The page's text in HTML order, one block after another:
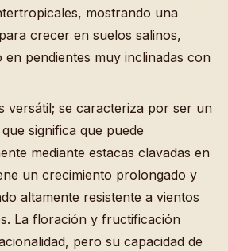
mostrando una
crecer en suelos salinos,
pendientes muy inclinadas con
versátil; se caracteriza por ser un
significa que puede
mediante estacas clavadas en
un crecimiento prolongado y
altamente resistente a vientos
La floración y fructificación
pero su capacidad de